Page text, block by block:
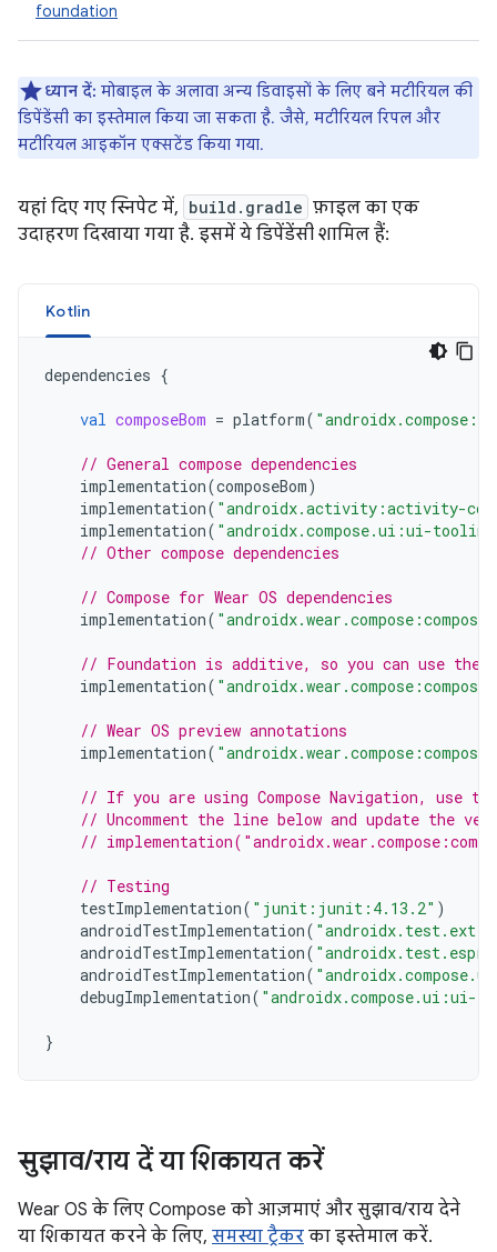
foundation
ध्यान दें: मोबाइल के अलावा अन्य डिवाइसों के लिए बने मटीरियल की
डिपेंडेंसी का इस्तेमाल किया जा सकता है. जैसे, मटीरियल रिपल और
मटीरियल आइकॉन एक्सटेंड किया गया.
यहां दिए गए स्निपेट में, build.gradle फ़ाइल का एक
उदाहरण दिखाया गया है. इसमें ये डिपेंडेंसी शामिल हैं:
Kotlin
dependencies {
val composeBom = platform(
// General compose dependencies
implementation(composeBom)
implementation( "androidx.activity:activity-
implementation( "androidx.compose.ui:ui-
// Other compose dependencies
// Compose for Wear OS dependencies
implementation(
// Foundation is additive, so you can use the
implementation(
// Wear OS preview annotations
implementation(
// If you are using Compose Navigation, use the
// Uncomment the line below and update the
//
// Testing
testImplementation( "junit:junit:4.13.2" )
androidTestImplementation(
androidTestImplementation(
androidTestImplementation(
debugImplementation( "androidx.compose.ui:ui-
}
सुझाव/राय दें या शिकायत करें
Wear OS के लिए Compose को आज़माएं और सुझाव/राय देने
या शिकायत करने के लिए, समस्या ट्रैकर का इस्तेमाल करें.